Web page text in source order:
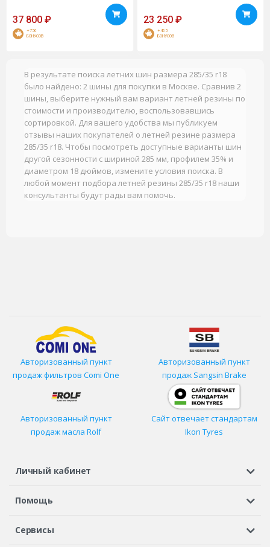
37 800 ₽
+756
БОНУСОВ
23 250 ₽
+465
БОНУСОВ
В результате поиска летних шин размера 285/35 r18
было найдено: 2 шины для покупки в Москве. Сравнив 2
шины, выберите нужный вам вариант летней резины по
стоимости и производителю, воспользовавшись
сортировкой. Для вашего удобства мы публикуем
отзывы наших покупателей о летней резине размера
285/35 r18. Чтобы посмотреть доступные варианты шин
другой сезонности с шириной 285 мм, профилем 35% и
диаметром 18 дюймов, измените условия поиска. В
любой момент подбора летней резины 285/35 r18 наши
консультанты будут рады вам помочь.
Авторизованный пункт
продаж фильтров Comi One
Авторизованный пункт
продаж Sangsin Brake
Авторизованный пункт
продаж масла Rolf
Сайт отвечает стандартам
Ikon Tyres
Личный кабинет
Регистрация или вход
Помощь
Шины в кредит
Сервисы